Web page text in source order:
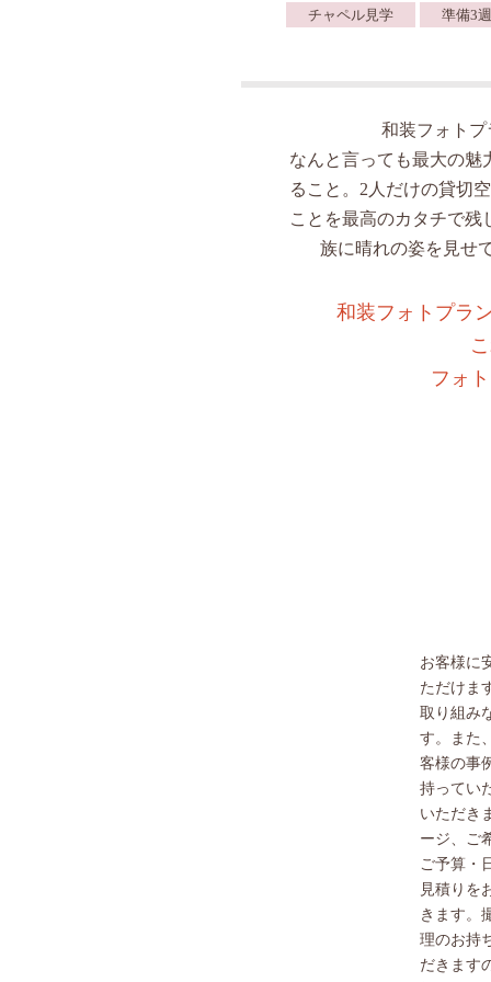
チャペル見学 準備3
和装フォトプ
なんと言っても最大の魅
ること。2人だけの貸切
ことを最高のカタチで
族に晴れの姿を見せ
和装フォトプラ
フォ
お客様に
ただけま
取り組み
す。また
客様の事
持ってい
いただき
ージ、ご
ご予算・
見積りを
きます。
理のお持
だきます